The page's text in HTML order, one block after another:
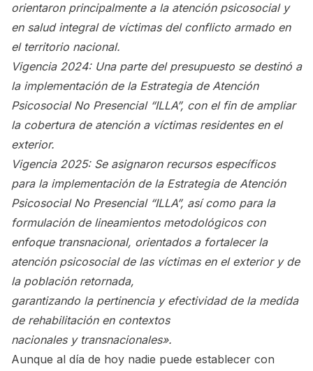
orientaron principalmente a la atención psicosocial y
en salud integral de víctimas del conflicto armado en
el territorio nacional.
Vigencia 2024: Una parte del presupuesto se destinó a
la implementación de la Estrategia de Atención
Psicosocial No Presencial “ILLA”, con el fin de ampliar
la cobertura de atención a víctimas residentes en el
exterior.
Vigencia 2025: Se asignaron recursos específicos
para la implementación de la Estrategia de Atención
Psicosocial No Presencial “ILLA”, así como para la
formulación de lineamientos metodológicos con
enfoque transnacional, orientados a fortalecer la
atención psicosocial de las víctimas en el exterior y de
la población retornada,
garantizando la pertinencia y efectividad de la medida
de rehabilitación en contextos
nacionales y transnacionales».
Aunque al día de hoy nadie puede establecer con